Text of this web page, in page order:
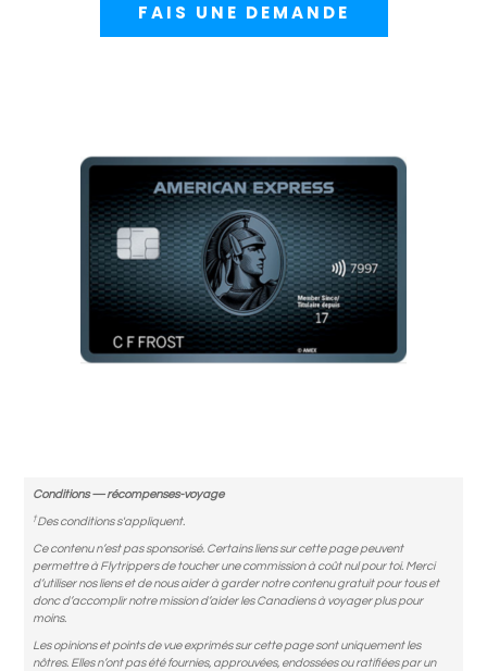
FAIS UNE DEMANDE
Conditions — récompenses-voyage
†Des conditions s'appliquent.
Ce contenu n’est pas sponsorisé. Certains liens sur cette page peuvent
permettre à Flytrippers de toucher une commission à coût nul pour toi. Merci
d’utiliser nos liens et de nous aider à garder notre contenu gratuit pour tous et
donc d’accomplir notre mission d’aider les Canadiens à voyager plus pour
moins.
Les opinions et points de vue exprimés sur cette page sont uniquement les
nôtres. Elles n’ont pas été fournies, approuvées, endossées ou ratifiées par un